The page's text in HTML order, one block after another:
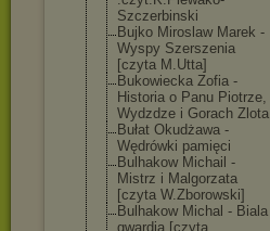
Szczerbinski
Bujko Miroslaw Marek -
Wyspy Szerszenia
[czyta M.Utta]
Bukowiecka Zofia -
Historia o Panu Piotrze,
Wydzdze i Gorach Zlota
Bułat Okudżawa -
Wędrówki pamięci
Bulhakow Michail -
Mistrz i Malgorzata
[czyta W.Zborowski]
Bulhakow Michal - Biala
gwardia [czyta